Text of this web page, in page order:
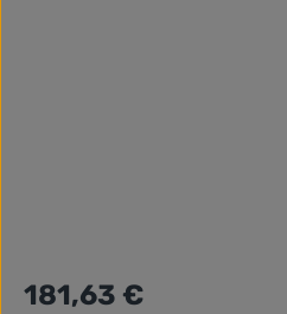
Regulärer Preis:
181,63 €